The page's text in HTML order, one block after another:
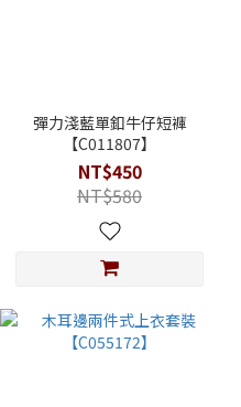
彈力淺藍單釦牛仔短褲
【C011807】
NT$450
NT$580